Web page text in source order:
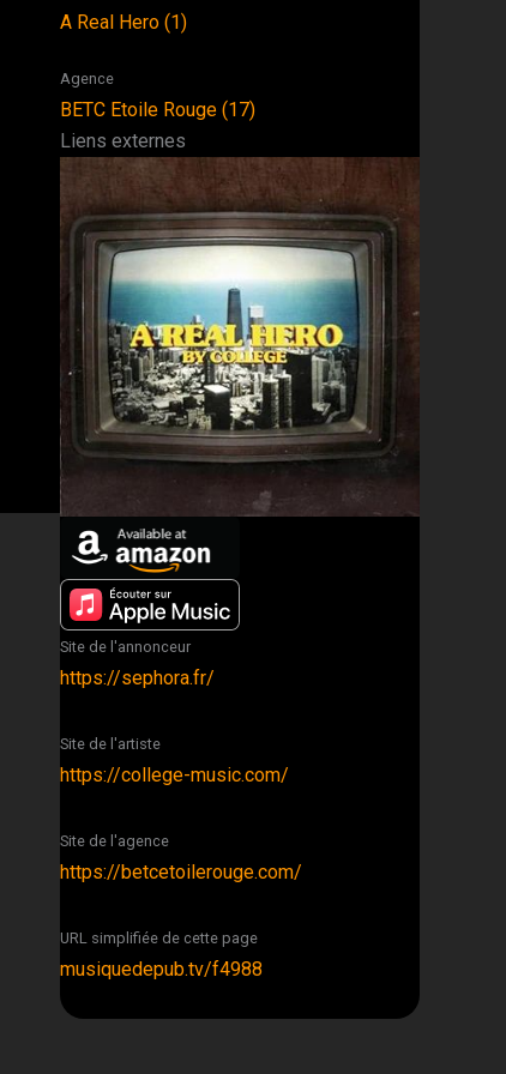
A Real Hero (1)
Agence
BETC Etoile Rouge (17)
Liens externes
Site de l'annonceur
https://sephora.fr/
Site de l'artiste
https://college-music.com/
Site de l'agence
https://betcetoilerouge.com/
URL simplifiée de cette page
musiquedepub.tv/f4988